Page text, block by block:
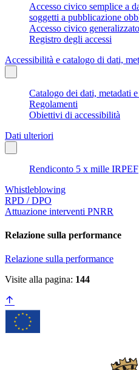
Accesso civico semplice a
soggetti a pubblicazione
Accesso civico
Registro degli accessi
Accessibilità e catalogo di dati,
Catalogo dei dati, metadati
Regolamenti
Obiettivi di accessibilità
Dati ulteriori
Rendiconto 5 x mille IRPEF
Whistleblowing
RPD / DPO
Attuazione interventi PNRR
Relazione sulla performance
Relazione sulla performance
Visite alla pagina: 144